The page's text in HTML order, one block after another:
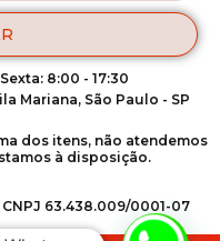
8:00 - 17:30
Mariana, São Paulo - SP
dos itens, não atendemos
à disposição.
CNPJ 63.438.009/0001-07